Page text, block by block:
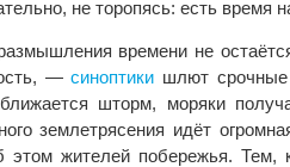
не торопясь: есть время
времени не
—синоптики шлют срочные
шторм, моряки
землетрясения идёт
этом жителей побережья. Тем,